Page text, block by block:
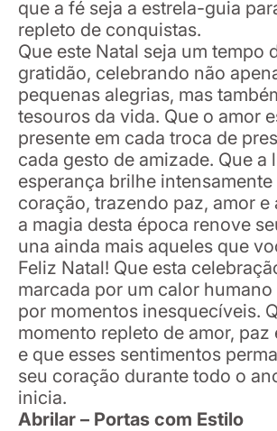
que a fé seja a estrela-guia
repleto de conquistas.
Que este Natal seja um tempo
gratidão, celebrando não
pequenas alegrias, mas
tesouros da vida. Que o amor
presente em cada troca de
cada gesto de amizade. Que a
esperança brilhe intensamente
coração, trazendo paz, amor e
a magia desta época renove
una ainda mais aqueles que
Feliz Natal! Que esta
marcada por um calor
por momentos inesquecíveis.
momento repleto de amor, paz
e que esses sentimentos
seu coração durante todo o
inicia.
Abrilar – Portas com Estilo